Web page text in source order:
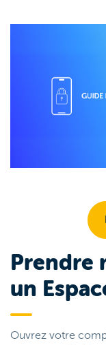
Prendre
un
Ouvrez votre